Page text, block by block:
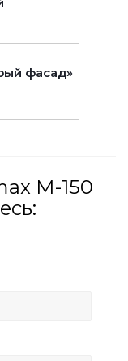
фасад»
М-150